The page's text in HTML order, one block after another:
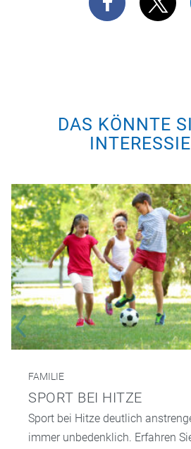
DAS KÖNNTE
FAMILIE
SPORT BEI HITZE
Sport bei Hitze deutlich
immer unbedenklich. Erfahren